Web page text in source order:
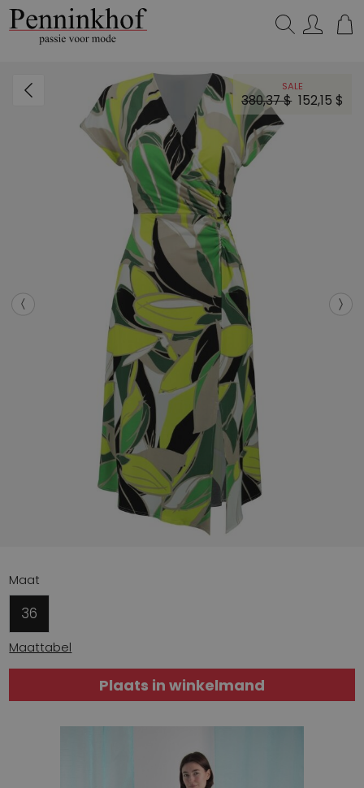
SALE
380,37 $ 152,15 $
Maat
36
Maattabel
Plaats in winkelmand